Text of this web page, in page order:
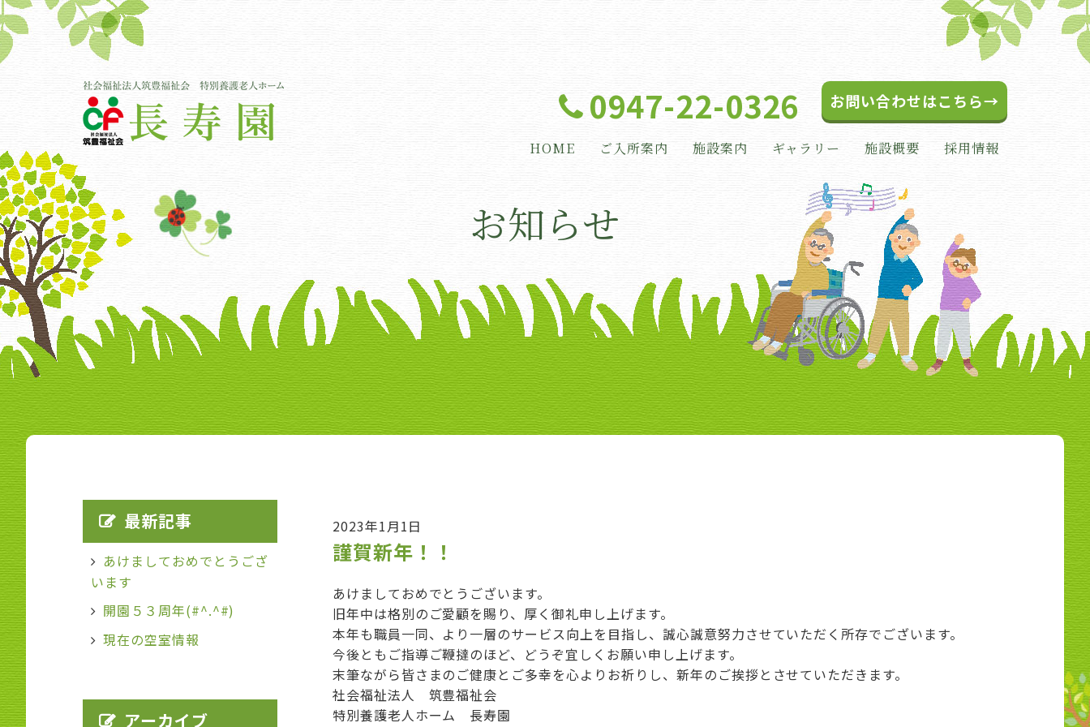
0947-22-0326 お問い合わせはこちら→
HOME ご入所案内 施設案内 ギャラリー 施設概要 採用情報
お知らせ
2023年1月1日
謹賀新年！！
あけましておめでとうございます。
旧年中は格別のご愛顧を賜り、厚く御礼申し上げます。
本年も職員一同、より一層のサービス向上を目指し、誠心誠意努力させていただく所存でございます。
今後ともご指導ご鞭撻のほど、どうぞ宜しくお願い申し上げます。
末筆ながら皆さまのご健康とご多幸を心よりお祈りし、新年のご挨拶とさせていただきます。
社会福祉法人 筑豊福祉会
特別養護老人ホーム 長寿園
最新記事
あけましておめでとうござ
います
開園５３周年(#^.^#)
現在の空室情報
アーカイブ